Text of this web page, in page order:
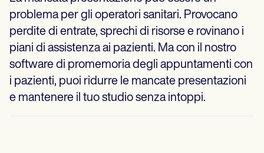
problema per gli operatori sanitari. Provocano
perdite di entrate, sprechi di risorse e rovinano i
piani di assistenza ai pazienti. Ma con il nostro
software di promemoria degli appuntamenti con
i pazienti, puoi ridurre le mancate presentazioni
e mantenere il tuo studio senza intoppi.